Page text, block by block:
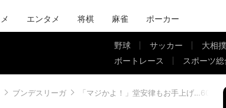
エンタメ 将棋 麻雀 ポーカー
野球 サッカー 大相撲
ボートレース
スポーツ総
ブンデスリーガ 「マジかよ！」堂安律もお手上げ…60m